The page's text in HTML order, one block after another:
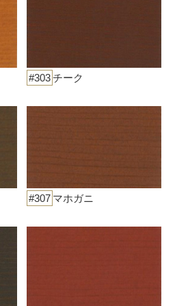
#303チーク
#307 マホガニ